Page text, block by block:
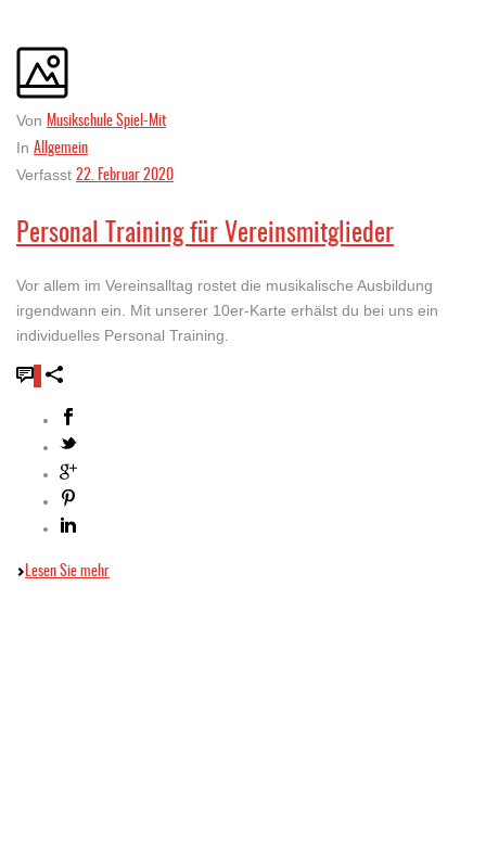
Von Musikschule Spiel-Mit
In Allgemein
Verfasst 22. Februar 2020
Personal Training für Vereinsmitglieder
Vor allem im Vereinsalltag rostet die musikalische Ausbildung
irgendwann ein. Mit unserer 10er-Karte erhälst du bei uns ein
individuelles Personal Training.
Lesen Sie mehr